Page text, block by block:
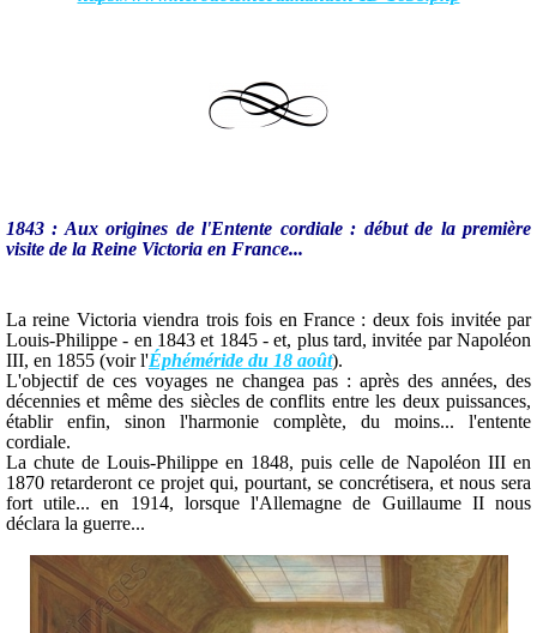
1843 : Aux origines de l'Entente cordiale : début de la première
visite de la Reine Victoria en France...
La reine Victoria viendra trois fois en France : deux fois invitée par
Louis-Philippe - en 1843 et 1845 - et, plus tard, invitée par Napoléon
III, en 1855 (voir l'Éphéméride du 18 août).
L'objectif de ces voyages ne changea pas : après des années, des
décennies et même des siècles de conflits entre les deux puissances,
établir enfin, sinon l'harmonie complète, du moins... l'entente
cordiale.
La chute de Louis-Philippe en 1848, puis celle de Napoléon III en
1870 retarderont ce projet qui, pourtant, se concrétisera, et nous sera
fort utile... en 1914, lorsque l'Allemagne de Guillaume II nous
déclara la guerre...